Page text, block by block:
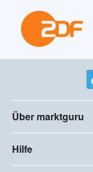
Über marktguru
Hilfe